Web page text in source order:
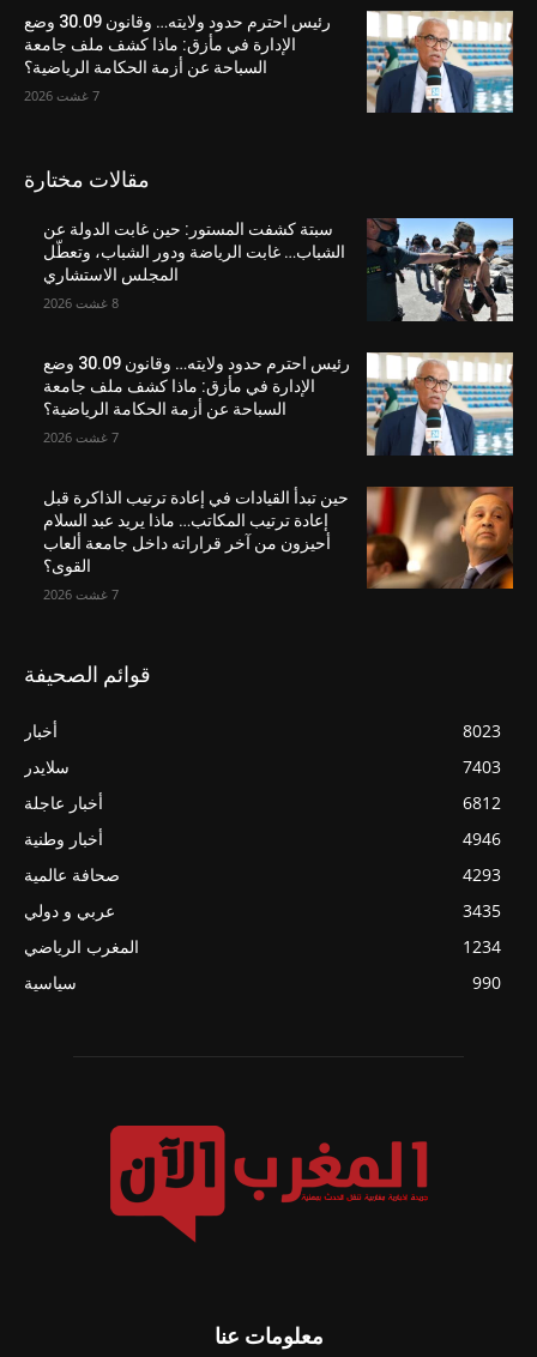
رئيس احترم حدود ولايته… وقانون 30.09 وضع
الإدارة في مأزق: ماذا كشف ملف جامعة
السباحة عن أزمة الحكامة الرياضية؟
7 غشت 2026
مقالات مختارة
سبتة كشفت المستور: حين غابت الدولة عن
الشباب… غابت الرياضة ودور الشباب، وتعطّل
المجلس الاستشاري
8 غشت 2026
رئيس احترم حدود ولايته… وقانون 30.09 وضع
الإدارة في مأزق: ماذا كشف ملف جامعة
السباحة عن أزمة الحكامة الرياضية؟
7 غشت 2026
حين تبدأ القيادات في إعادة ترتيب الذاكرة قبل
إعادة ترتيب المكاتب… ماذا يريد عبد السلام
أحيزون من آخر قراراته داخل جامعة ألعاب
القوى؟
7 غشت 2026
قوائم الصحيفة
أخبار
8023
سلايدر
7403
أخبار عاجلة
6812
أخبار وطنية
4946
صحافة عالمية
4293
عربي و دولي
3435
المغرب الرياضي
1234
سياسية
990
معلومات عنا